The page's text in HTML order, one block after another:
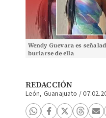
Wendy Guevara es
burlarse de ella
REDACCIÓN
León, Guanajuato /